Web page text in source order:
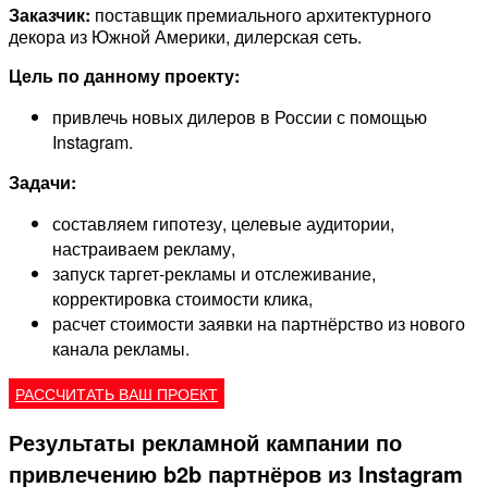
Заказчик: поставщик премиального архитектурного
декора из Южной Америки, дилерская сеть.
Цель по данному проекту:
привлечь новых дилеров в России с помощью
Instagram.
Задачи:
составляем гипотезу, целевые аудитории,
настраиваем рекламу,
запуск таргет-рекламы и отслеживание,
корректировка стоимости клика,
расчет стоимости заявки на партнёрство из нового
канала рекламы.
РАССЧИТАТЬ ВАШ ПРОЕКТ
Результаты рекламной кампании по
привлечению b2b партнёров из Instagram